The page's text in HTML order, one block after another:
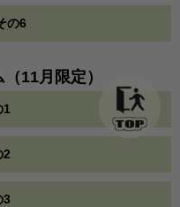
の6
11月限定）
1
2
3